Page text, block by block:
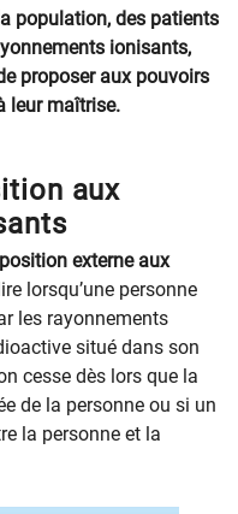
population, des patients
ionisants,
proposer aux pouvoirs
leur maîtrise.
aux
externe aux
lorsqu’une personne
les rayonnements
situé dans son
cesse dès lors que la
de la personne ou si un
la personne et la